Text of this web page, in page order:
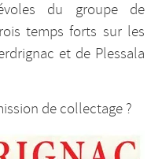
du groupe de
temps forts sur les
et de Plessala
de collectage ?